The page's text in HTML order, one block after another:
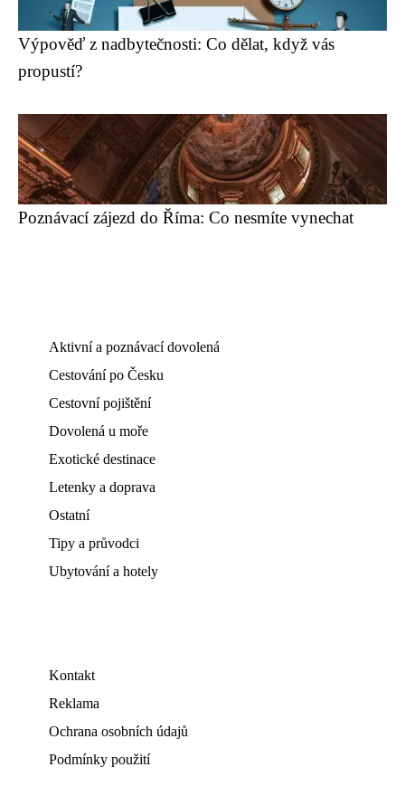
Výpověď z nadbytečnosti: Co dělat, když vás
propustí?
Poznávací zájezd do Říma: Co nesmíte vynechat
Aktivní a poznávací dovolená
Cestování po Česku
Cestovní pojištění
Dovolená u moře
Exotické destinace
Letenky a doprava
Ostatní
Tipy a průvodci
Ubytování a hotely
Kontakt
Reklama
Ochrana osobních údajů
Podmínky použití